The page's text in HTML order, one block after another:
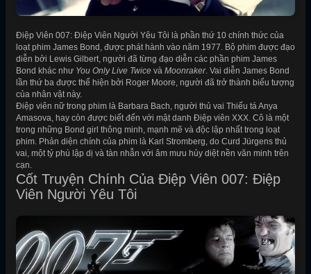
Điệp Viên 007: Điệp Viên Người Yêu Tôi là phần thứ 10 chính thức của
loạt phim James Bond, được phát hành vào năm 1977. Bộ phim được đạo
diễn bởi Lewis Gilbert, người đã từng đạo diễn các phần phim James
Bond khác như You Only Live Twice và Moonraker. Vai diễn James Bond
lần thứ ba được thể hiện bởi Roger Moore, người đã trở thành biểu tượng
của nhân vật này.
Điệp viên nữ trong phim là Barbara Bach, người thủ vai Thiếu tá Anya
Amasova, hay còn được biết đến với mật danh Điệp viên XXX. Cô là một
trong những Bond girl thông minh, mạnh mẽ và độc lập nhất trong loạt
phim. Phản diện chính của phim là Karl Stromberg, do Curd Jürgens thủ
vai, một tỷ phú lập dị và tàn nhẫn với âm mưu hủy diệt nền văn minh trên
cạn.
Cốt Truyện Chính Của Điệp Viên 007: Điệp
Viên Người Yêu Tôi